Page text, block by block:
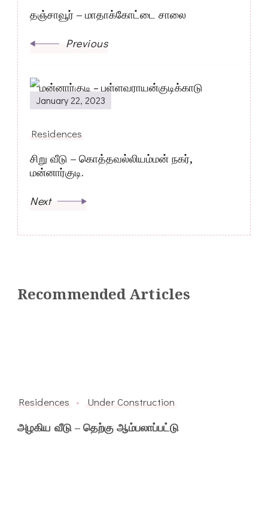
தஞ்சாவூர் – மாதாக்கோட்டை சாலை
Previous
January 22, 2023
Residences
சிறு வீடு – கொத்தவல்லியம்மன் நகர்,
மன்னார்குடி.
Next
Recommended Articles
Residences Under Construction
அழகிய வீடு – தெற்கு ஆம்பலாப்பட்டு